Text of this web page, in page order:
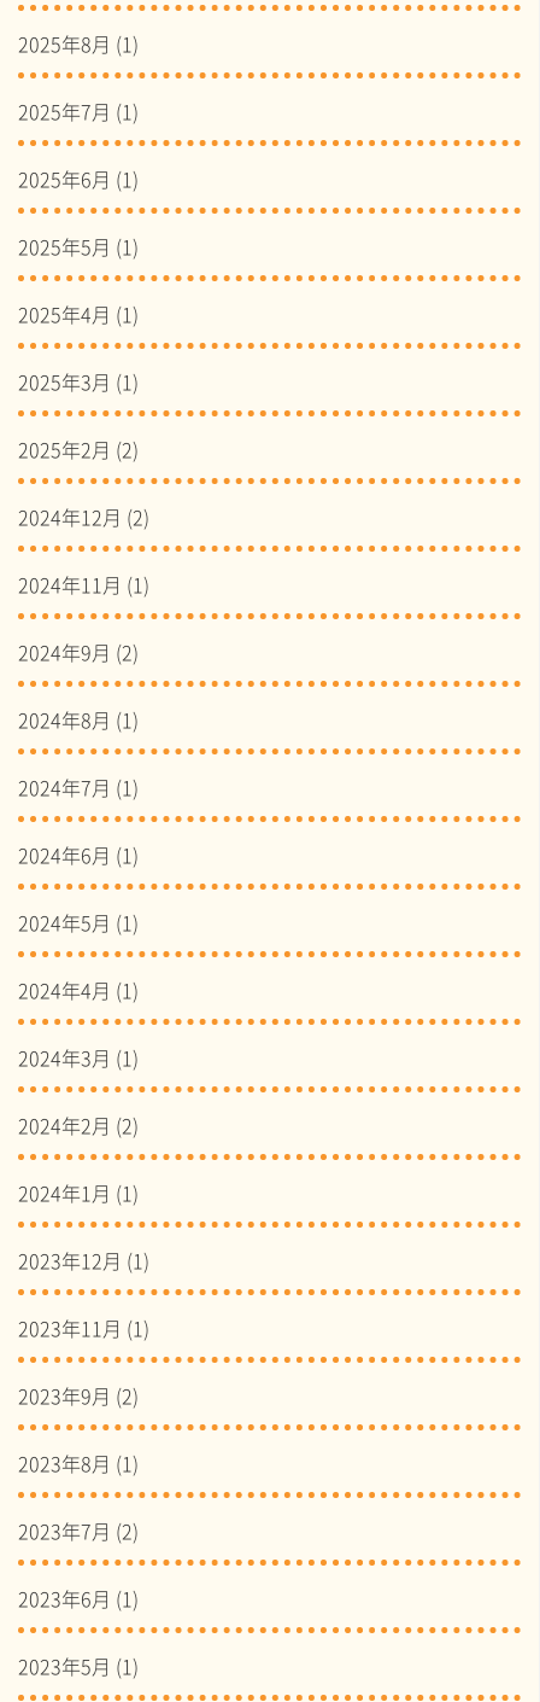
2025年8月 (1)
2025年7月 (1)
2025年6月 (1)
2025年5月 (1)
2025年4月 (1)
2025年3月 (1)
2025年2月 (2)
2024年12月 (2)
2024年11月 (1)
2024年9月 (2)
2024年8月 (1)
2024年7月 (1)
2024年6月 (1)
2024年5月 (1)
2024年4月 (1)
2024年3月 (1)
2024年2月 (2)
2024年1月 (1)
2023年12月 (1)
2023年11月 (1)
2023年9月 (2)
2023年8月 (1)
2023年7月 (2)
2023年6月 (1)
2023年5月 (1)